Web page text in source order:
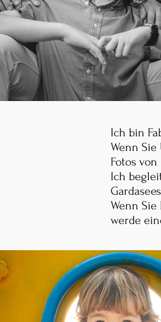
Ich bin
Wenn
Fotos
Ich
Wenn
werde